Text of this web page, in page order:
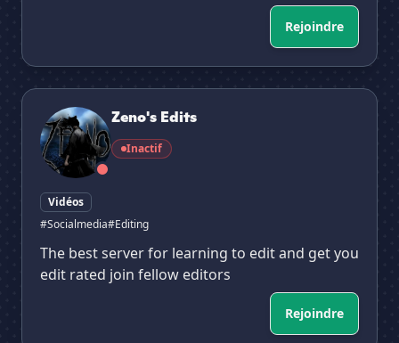
Rejoindre
Zeno's Edits
Zeno's Edits
Inactif
Vidéos
#Socialmedia#Editing
The best server for learning to edit and get you
edit rated join fellow editors
Rejoindre